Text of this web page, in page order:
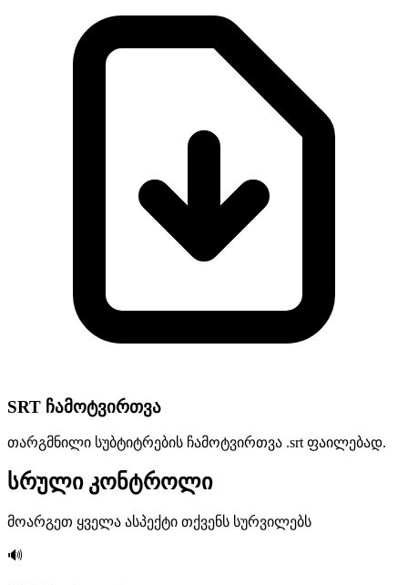
SRT ჩამოტვირთვა
თარგმნილი სუბტიტრების ჩამოტვირთვა .srt ფაილებად.
სრული კონტროლი
მოარგეთ ყველა ასპექტი თქვენს სურვილებს
🔊